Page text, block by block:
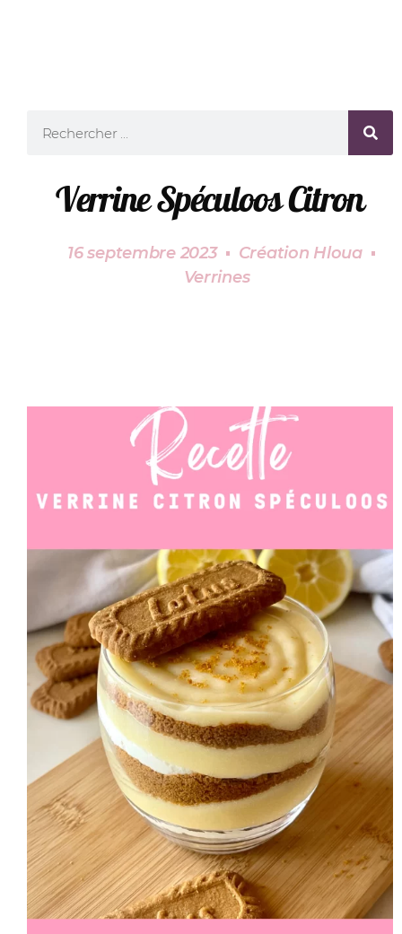
Verrine Spéculoos Citron
16 septembre 2023
Création Hloua
Verrines